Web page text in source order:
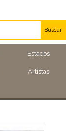
Estados
Artistas
Buscar
Artistas
Eventos